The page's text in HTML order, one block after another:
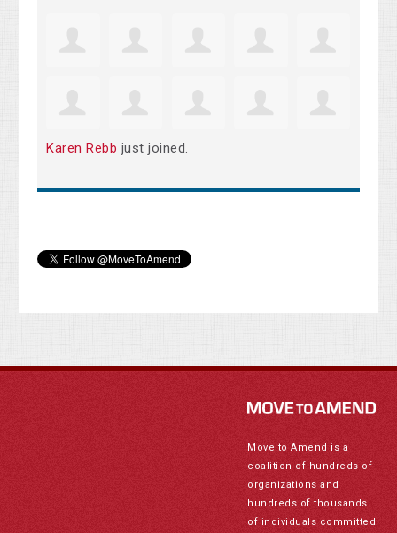
Karen Rebb just joined.
Move to Amend is a
coalition of hundreds of
organizations and
hundreds of thousands
of individuals committed